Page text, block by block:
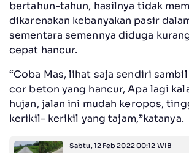
bertahun-tahun, hasilnya tidak
dikarenakan kebanyakan pasir
sementara semennya diduga
cepat hancur.
“Coba Mas, lihat saja sendiri
cor beton yang hancur, Apa lagi
hujan, jalan ini mudah keropos,
kerikil- kerikil yang tajam,”katanya.
Sabtu, 12 Feb 2022 00:12 WIB